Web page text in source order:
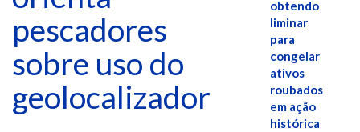
pescadores
sobre uso do
geolocalizador
obtendo
liminar
para
congelar
ativos
roubados
em ação
histórica